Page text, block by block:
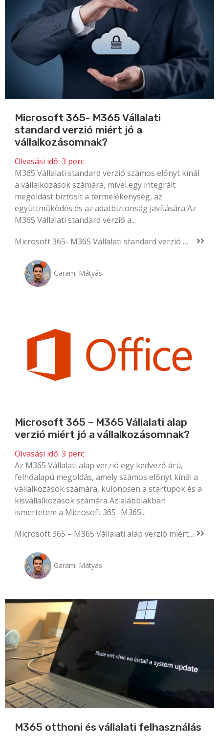
Microsoft 365- M365 Vállalati
standard verzió miért jó a
vállalkozásomnak?
Olvasási idő: 3 perc
M365 Vállalati standard verzió számos előnyt kínál
a vállalkozások számára, mivel egy integrált
megoldást biztosít a termelékenység, az
együttműködés és az adatbiztonság javítására Az
M365 Vállalati standard verzió a...
Microsoft 365- M365 Vállalati standard verzió miért jó a vállalkozásomnak?
Garami Mátyás
Microsoft 365 – M365 Vállalati alap
verzió miért jó a vállalkozásomnak?
Olvasási idő: 3 perc
Az M365 Vállalati alap verzió egy kedvező árú,
felhőalapú megoldás, amely számos előnyt kínál a
vállalkozások számára, különösen a startupok és a
kisvállalkozások számára Az alábbiakban
ismertetem a Microsoft 365 -M365...
Microsoft 365 – M365 Vállalati alap verzió miért jó a vállalkozásomnak?
Garami Mátyás
M365 otthoni és vállalati felhasználás